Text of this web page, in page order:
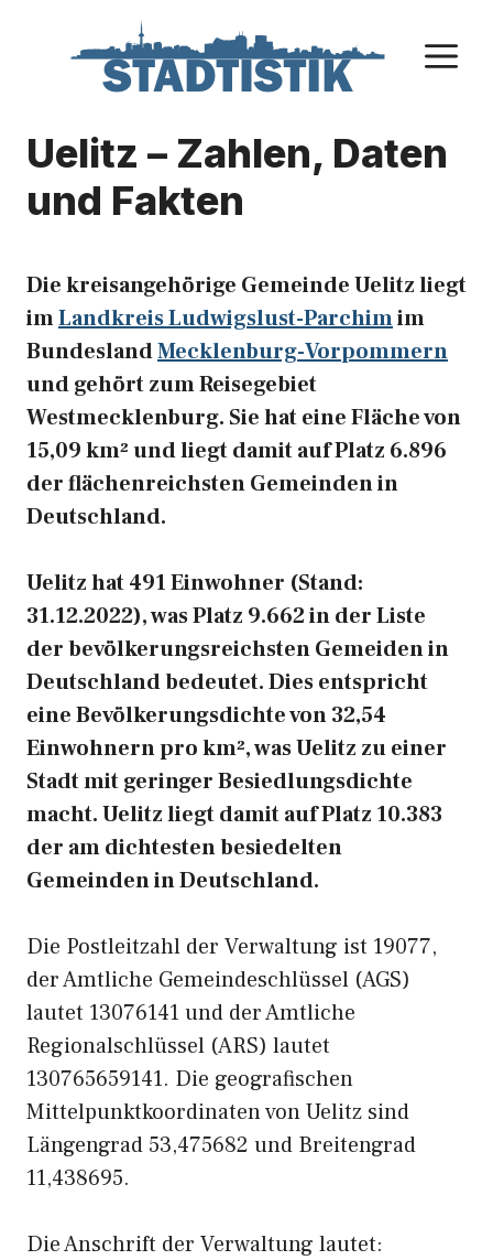
Uelitz – Zahlen, Daten
und Fakten
Die kreisangehörige Gemeinde Uelitz liegt
imLandkreis Ludwigslust-Parchimim
BundeslandMecklenburg-Vorpommern
und gehört zum Reisegebiet
Westmecklenburg. Sie hat eine Fläche von
15,09 km² und liegt damit auf Platz 6.896
der flächenreichsten Gemeinden in
Deutschland.
Uelitz hat 491 Einwohner (Stand:
31.12.2022), was Platz 9.662 in der Liste
der bevölkerungsreichsten Gemeiden in
Deutschland bedeutet. Dies entspricht
eine Bevölkerungsdichte von 32,54
Einwohnern pro km², was Uelitz zu einer
Stadt mit geringer Besiedlungsdichte
macht. Uelitz liegt damit auf Platz 10.383
der am dichtesten besiedelten
Gemeinden in Deutschland.
Die Postleitzahl der Verwaltung ist 19077,
der Amtliche Gemeindeschlüssel (AGS)
lautet 13076141 und der Amtliche
Regionalschlüssel (ARS) lautet
130765659141. Die geografischen
Mittelpunktkoordinaten von Uelitz sind
Längengrad 53,475682 und Breitengrad
11,438695.
Die Anschrift der Verwaltung lautet: